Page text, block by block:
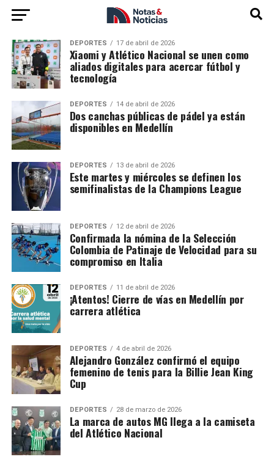
DEPORTES 17 de abril de 2026
Xiaomi y Atlético Nacional se unen como
aliados digitales para acercar fútbol y
tecnología
DEPORTES 14 de abril de 2026
Dos canchas públicas de pádel ya están
disponibles en Medellín
DEPORTES 13 de abril de 2026
Este martes y miércoles se definen los
semifinalistas de la Champions League
DEPORTES 12 de abril de 2026
Confirmada la nómina de la Selección
Colombia de Patinaje de Velocidad para su
compromiso en Italia
DEPORTES 11 de abril de 2026
¡Atentos! Cierre de vías en Medellín por
carrera atlética
DEPORTES 4 de abril de 2026
Alejandro González confirmó el equipo
femenino de tenis para la Billie Jean King
Cup
DEPORTES 28 de marzo de 2026
La marca de autos MG llega a la camiseta
del Atlético Nacional